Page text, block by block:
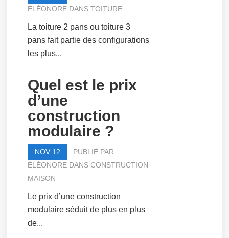
ÉLÉONORE DANSTOITURE
La toiture 2 pans ou toiture 3
pans fait partie des configurations
les plus...
Quel est le prix
d’une
construction
modulaire ?
NOV 12
PUBLIÉ PAR
ÉLÉONORE DANSCONSTRUCTION
MAISON
Le prix d’une construction
modulaire séduit de plus en plus
de...